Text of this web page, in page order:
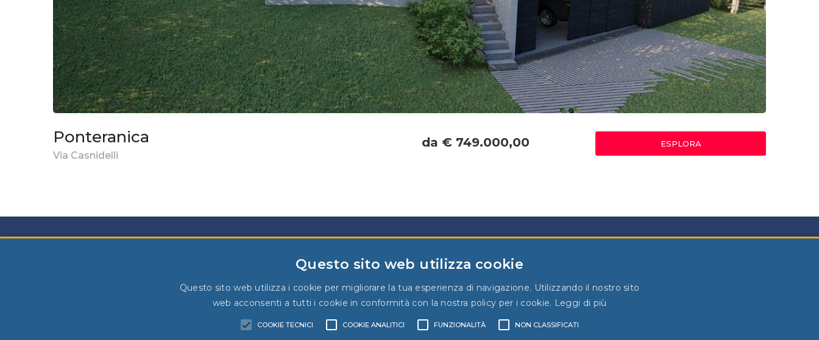
Ponteranica
Via Casnidelli
da € 749.000,00 ESPLORA
Via Marconi n.42 - 24048 Treviolo (BG)
Zone di Bergamo
Treviolo
Lallio
Dalmine
Link utili
Compra-vendita
Contatti&Info
Abbiamo preparato tante
Questo sito web utilizza cookie
Questo sito web utilizza i cookie per migliorare la tua esperienza di navigazione. Utilizzando il nostro sito
web acconsenti a tutti i cookie in conformità con la nostra policy per i cookie. Leggi di più
COOKIE TECNICI COOKIE ANALITICI FUNZIONALITÀ NON CLASSIFICATI